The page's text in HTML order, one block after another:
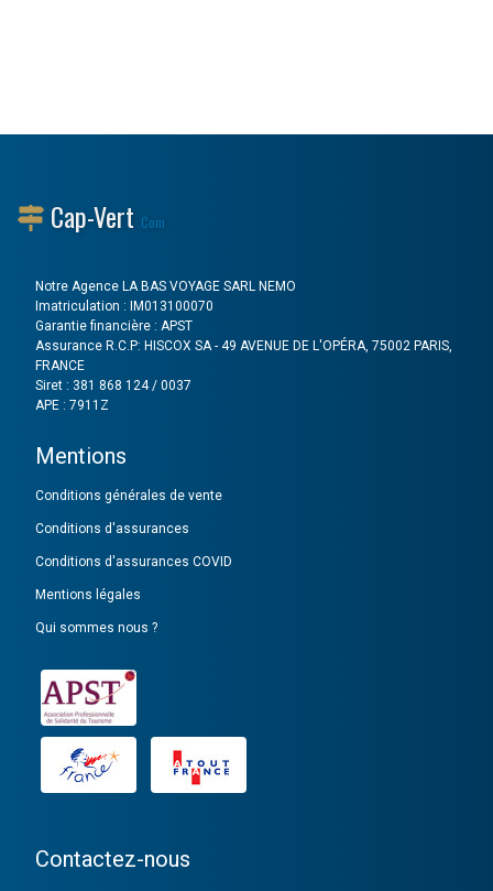
Cap-Vert .Com
Notre Agence LA BAS VOYAGE SARL NEMO
Imatriculation : IM013100070
Garantie financière : APST
Assurance R.C.P: HISCOX SA - 49 AVENUE DE L'OPÉRA, 75002 PARIS,
FRANCE
Siret : 381 868 124 / 0037
APE : 7911Z
Mentions
Conditions générales de vente
Conditions d'assurances
Conditions d'assurances COVID
Mentions légales
Qui sommes nous ?
Contactez-nous